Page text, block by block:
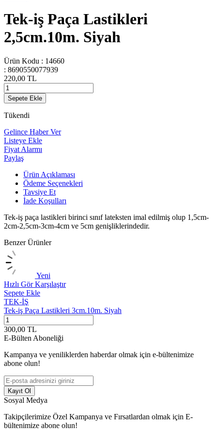
Tek-iş Paça Lastikleri
2,5cm.10m. Siyah
Ürün Kodu : 14660
: 8690550077939
220,00 TL
Sepete Ekle
Tükendi
Gelince Haber Ver
Listeye Ekle
Fiyat Alarmı
Paylaş
Ürün Açıklaması
Ödeme Seçenekleri
Tavsiye Et
İade Koşulları
Tek-iş paça lastikleri birinci sınıf lateksten imal edilmiş olup 1,5cm-
2cm-2,5cm-3cm-4cm ve 5cm genişliklerindedir.
Benzer Ürünler
Yeni
Hızlı GörKarşılaştır
Sepete Ekle
TEK-İŞ
Tek-iş Paça Lastikleri 3cm.10m. Siyah
300,00 TL
E-Bülten Aboneliği
Kampanya ve yeniliklerden haberdar olmak için e-bültenimize
abone olun!
Kayıt Ol
Sosyal Medya
Takipçilerimize Özel Kampanya ve Fırsatlardan olmak için E-
bültenimize abone olun!